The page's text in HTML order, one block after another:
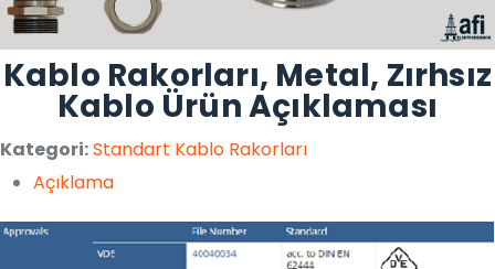
Kablo Rakorları, Metal, Zırhsız
Kablo Ürün Açıklaması
Kategori:Standart Kablo Rakorları
Açıklama